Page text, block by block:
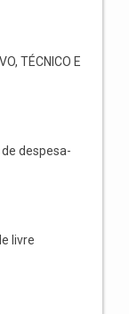
TÉCNICO E
despesa-
livre